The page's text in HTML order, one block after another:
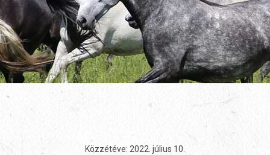
Közzétéve: 2022. július 10.